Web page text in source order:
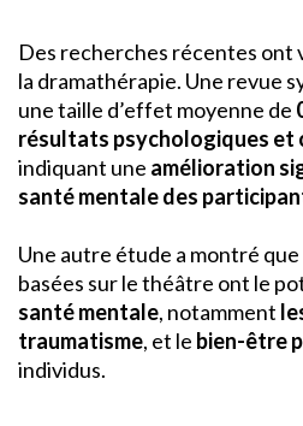
Des recherches récentes ont
la dramathérapie. Une revue
une taille d’effet moyenne de
résultats psychologiques et
indiquant une amélioration
santé mentale des
Une autre étude a montré
basées sur le théâtre ont le
santé mentale, notamment
traumatisme, et le bien-être
individus.